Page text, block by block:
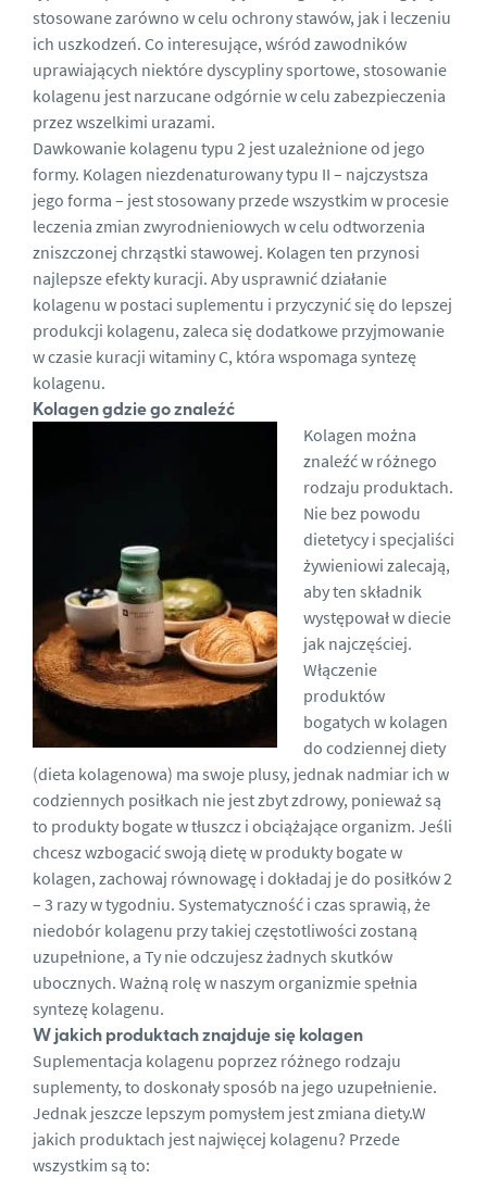
stosowane zarówno w celu ochrony stawów, jak i leczeniu
ich uszkodzeń. Co interesujące, wśród zawodników
uprawiających niektóre dyscypliny sportowe, stosowanie
kolagenu jest narzucane odgórnie w celu zabezpieczenia
przez wszelkimi urazami.
Dawkowanie kolagenu typu 2 jest uzależnione od jego
formy. Kolagen niezdenaturowany typu II – najczystsza
jego forma – jest stosowany przede wszystkim w procesie
leczenia zmian zwyrodnieniowych w celu odtworzenia
zniszczonej chrząstki stawowej. Kolagen ten przynosi
najlepsze efekty kuracji. Aby usprawnić działanie
kolagenu w postaci suplementu i przyczynić się do lepszej
produkcji kolagenu, zaleca się dodatkowe przyjmowanie
w czasie kuracji witaminy C, która wspomaga syntezę
kolagenu.
Kolagen gdzie go znaleźć
Kolagen można
znaleźć w różnego
rodzaju produktach.
Nie bez powodu
dietetycy i specjaliści
żywieniowi zalecają,
aby ten składnik
występował w diecie
jak najczęściej.
Włączenie
produktów
bogatych w kolagen
do codziennej diety
(dieta kolagenowa) ma swoje plusy, jednak nadmiar ich w
codziennych posiłkach nie jest zbyt zdrowy, ponieważ są
to produkty bogate w tłuszcz i obciążające organizm. Jeśli
chcesz wzbogacić swoją dietę w produkty bogate w
kolagen, zachowaj równowagę i dokładaj je do posiłków 2
– 3 razy w tygodniu. Systematyczność i czas sprawią, że
niedobór kolagenu przy takiej częstotliwości zostaną
uzupełnione, a Ty nie odczujesz żadnych skutków
ubocznych. Ważną rolę w naszym organizmie spełnia
syntezę kolagenu.
W jakich produktach znajduje się kolagen
Suplementacja kolagenu poprzez różnego rodzaju
suplementy, to doskonały sposób na jego uzupełnienie.
Jednak jeszcze lepszym pomysłem jest zmiana diety.W
jakich produktach jest najwięcej kolagenu? Przede
wszystkim są to: